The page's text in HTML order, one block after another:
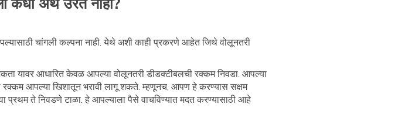
चांगली कल्पना नाही. येथे अशी काही प्रकरणे आहेत जिथे वोलूनतरी
यावर आधारित केवळ आपल्या वोलूनतरी डीडक्टीबलची रक्कम निवडा. आपल्या
रक्कम आपल्या खिशातून भरावी लागू शकते. म्हणूनच, आपण हे करण्यास सक्षम
प्रथम ते निवडणे टाळा. हे आपल्याला पैसे वाचविण्यात मदत करण्यासाठी आहे